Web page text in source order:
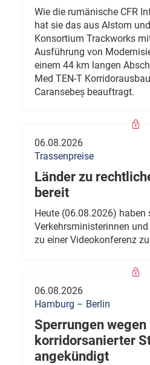
Wie die rumänische CFR
hat sie das aus Alstom
Konsortium Trackworks
Ausführung von
einem 44 km langen
Med TEN-T
Caransebeș beauftragt.
06.08.2026
Trassenpreise
Länder zu
bereit
Heute (06.08.2026) haben
Verkehrsministerinnen
zu einer Videokonferenz
06.08.2026
Hamburg – Berlin
Sperrungen wegen
korridorsanierter
angekündigt